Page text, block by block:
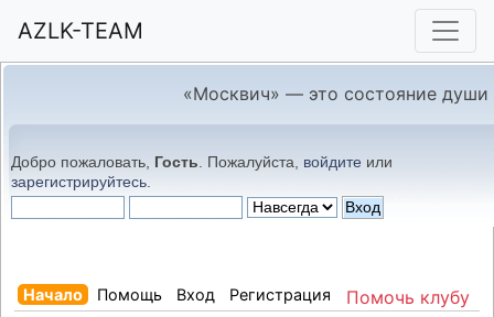
AZLK-TEAM
«Москвич» — это состояние души
Добро пожаловать, Гость . Пожалуйста, войдите или
зарегистрируйтесь
Помочь клубу
Начало Помощь Вход Регистрация